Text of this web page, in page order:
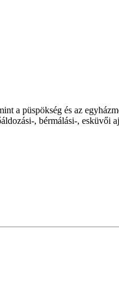
a püspökség és az
, bérmálási-, esküvői